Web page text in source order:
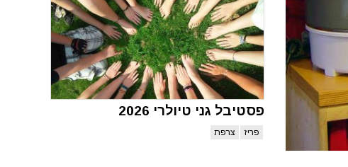
פסטיבל גני טיולרי 2026
פריז צרפת